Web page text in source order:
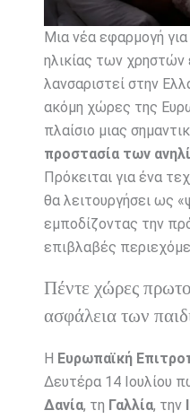
Μια νέα εφαρμογή
ηλικίας των χρηστών
λανσαριστεί στην
ακόμη χώρες της
πλαίσιο μιας
προστασία των
Πρόκειται για ένα
θα λειτουργήσει ως
εμποδίζοντας την
επιβλαβές
Πέντε χώρες
ασφάλεια των
Η Ευρωπαϊκή
Δευτέρα 14 Ιουλίου
Δανία, τη Γαλλία, την